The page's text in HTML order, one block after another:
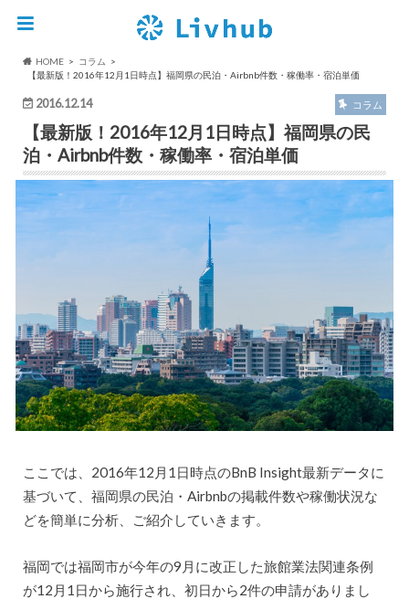
HOME
コラム
【最新版！2016年12月1日時点】福岡県の民泊・Airbnb件数・稼働率・宿泊単価
2016.12.14 コラム
【最新版！2016年12月1日時点】福岡県の民
泊・Airbnb件数・稼働率・宿泊単価
ここでは、2016年12月1日時点のBnB Insight最新データに
基づいて、福岡県の民泊・Airbnbの掲載件数や稼働状況な
どを簡単に分析、ご紹介していきます。
福岡では福岡市が今年の9月に改正した旅館業法関連条例
が12月1日から施行され、初日から2件の申請がありまし